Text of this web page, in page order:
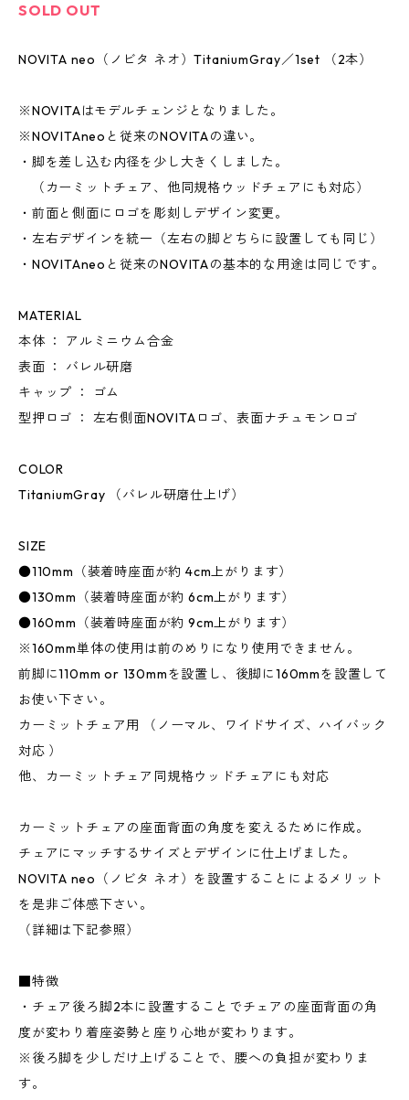
SOLD OUT
NOVITA neo（ノビタ ネオ）TitaniumGray／1set （2本）
※NOVITAはモデルチェンジとなりました。
※NOVITAneoと従来のNOVITAの違い。
・脚を差し込む内径を少し大きくしました。
（カーミットチェア、他同規格ウッドチェアにも対応）
・前面と側面にロゴを彫刻しデザイン変更。
・左右デザインを統一（左右の脚どちらに設置しても同じ）
・NOVITAneoと従来のNOVITAの基本的な用途は同じです。
MATERIAL
本体 ： アルミニウム合金
表面 ： バレル研磨
キャップ ： ゴム
型押ロゴ ： 左右側面NOVITAロゴ、表面ナチュモンロゴ
COLOR
TitaniumGray （バレル研磨仕上げ）
SIZE
●110mm（装着時座面が約 4cm上がります）
●130mm（装着時座面が約 6cm上がります）
●160mm（装着時座面が約 9cm上がります）
※160mm単体の使用は前のめりになり使用できません。
前脚に110mm or 130mmを設置し、後脚に160mmを設置して
お使い下さい。
カーミットチェア用 （ノーマル、ワイドサイズ、ハイバック
対応 ）
他、カーミットチェア同規格ウッドチェアにも対応
カーミットチェアの座面背面の角度を変えるために作成。
チェアにマッチするサイズとデザインに仕上げました。
NOVITA neo（ノビタ ネオ）を設置することによるメリット
を是非ご体感下さい。
（詳細は下記参照）
■特徴
・チェア後ろ脚2本に設置することでチェアの座面背面の角
度が変わり着座姿勢と座り心地が変わります。
※後ろ脚を少しだけ上げることで、腰への負担が変わりま
す。